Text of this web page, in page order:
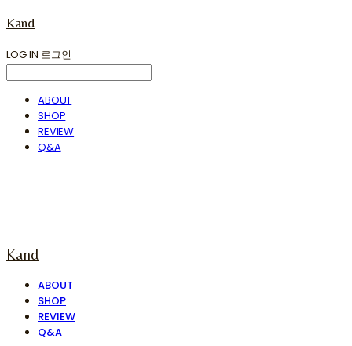
Kand
LOG IN 로그인
ABOUT
SHOP
REVIEW
Q&A
Kand
ABOUT
SHOP
REVIEW
Q&A